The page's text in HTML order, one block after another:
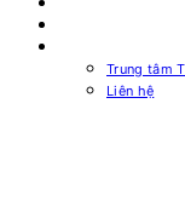
Trung tâm
Liên hệ